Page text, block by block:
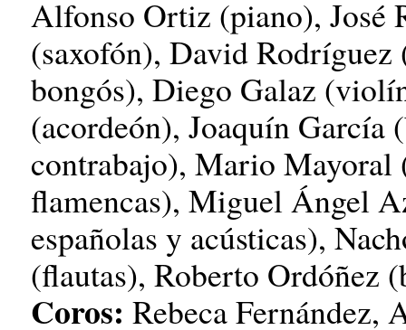
Alfonso Ortiz (piano), José
(saxofón), David Rodríguez
bongós), Diego Galaz
(acordeón), Joaquín García
contrabajo), Mario Mayoral
flamencas), Miguel Ángel
españolas y acústicas),
(flautas), Roberto Ordóñez
Coros: Rebeca Fernández,